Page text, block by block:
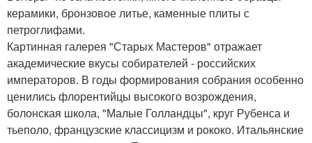
керамики, бронзовое литье, каменные плиты с
петроглифами.
Картинная галерея "Старых Мастеров" отражает
академические вкусы собирателей - российских
императоров. В годы формирования собрания особенно
ценились флорентийцы высокого возрождения,
болонская школа, "Малые Голландцы", круг Рубенса и
тьеполо, французские классицизм и рококо. Итальянские